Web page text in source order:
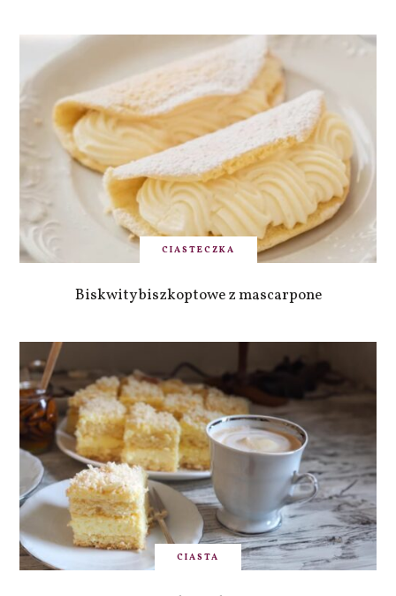
CIASTECZKA
Biskwity biszkoptowe z mascarpone
CIASTA